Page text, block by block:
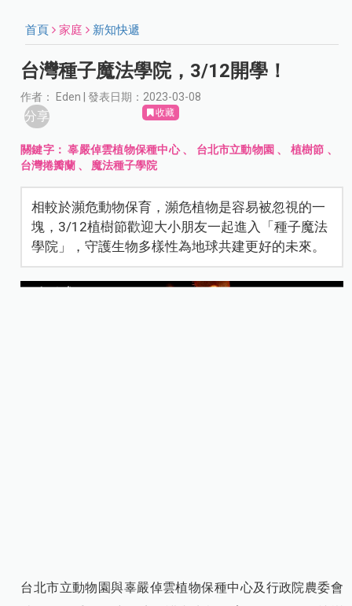
首頁 家庭 新知快遞
台灣種子魔法學院，3/12開學！
作者： Eden | 發表日期：2023-03-08
分享 收藏
關鍵字：辜嚴倬雲植物保種中心、 台北市立動物園 、 植樹節 、
台灣捲瓣蘭 、 魔法種子學院
相較於瀕危動物保育，瀕危植物是容易被忽視的一
塊，3/12植樹節歡迎大小朋友一起進入「種子魔法
學院」，守護生物多樣性為地球共建更好的未來。
台北市立動物園與辜嚴倬雲植物保種中心及行政院農委會